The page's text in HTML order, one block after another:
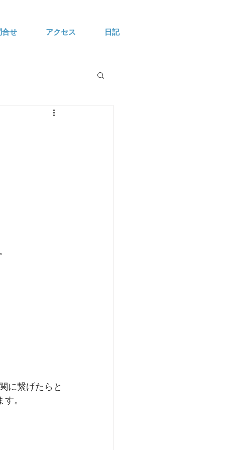
合せ アクセス 日記
に繋げたらと
。